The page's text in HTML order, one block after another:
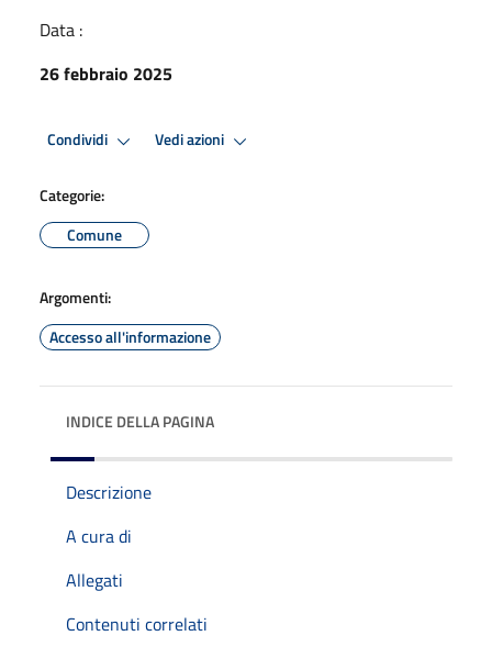
Data :
26 febbraio 2025
Condividi Vedi azioni
Categorie:
Comune
Argomenti:
Accesso all'informazione
INDICE DELLA PAGINA
Descrizione
A cura di
Allegati
Contenuti correlati